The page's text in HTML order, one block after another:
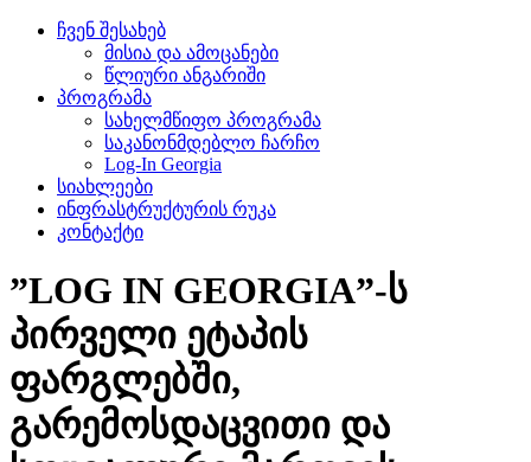
ჩვენ შესახებ
მისია და ამოცანები
წლიური ანგარიში
პროგრამა
სახელმწიფო პროგრამა
საკანონმდებლო ჩარჩო
Log-In Georgia
სიახლეები
ინფრასტრუქტურის რუკა
კონტაქტი
”LOG IN GEORGIA”-ს
პირველი ეტაპის
ფარგლებში,
გარემოსდაცვითი და